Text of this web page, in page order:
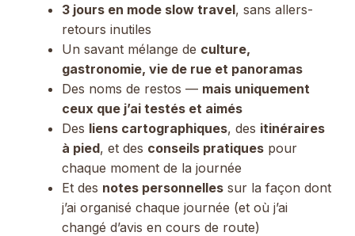
3 jours en mode slow travel, sans allers-
retours inutiles
Un savant mélange de culture,
gastronomie, vie de rue et panoramas
Des noms de restos — mais uniquement
ceux que j’ai testés et aimés
Des liens cartographiques, des itinéraires
à pied, et des conseils pratiques pour
chaque moment de la journée
Et des notes personnelles sur la façon dont
j’ai organisé chaque journée (et où j’ai
changé d’avis en cours de route)